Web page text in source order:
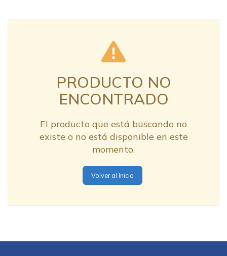
PRODUCTO NO
ENCONTRADO
El producto que está buscando no
existe o no está disponible en este
momento.
Volver al Inicio